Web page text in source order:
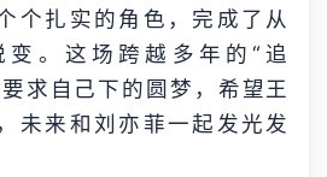
个扎实的角色，完成了从
。这场跨越多年的“追
求自己下的圆梦，希望王
未来和刘亦菲一起发光发